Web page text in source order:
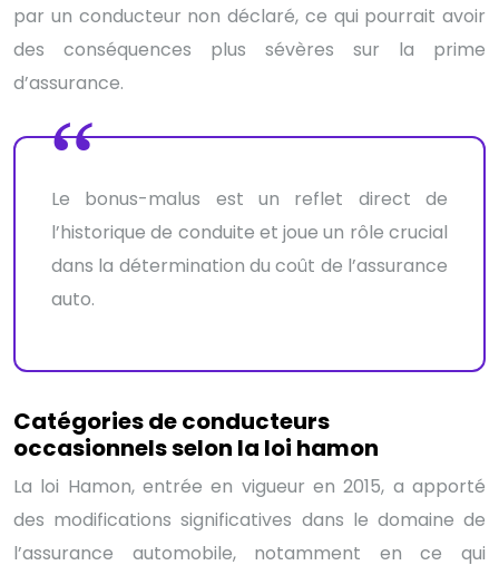
par un conducteur non déclaré, ce qui pourrait avoir
des conséquences plus sévères sur la prime
d’assurance.
Le bonus-malus est un reflet direct de
l’historique de conduite et joue un rôle crucial
dans la détermination du coût de l’assurance
auto.
Catégories de conducteurs
occasionnels selon la loi hamon
La loi Hamon, entrée en vigueur en 2015, a apporté
des modifications significatives dans le domaine de
l’assurance automobile, notamment en ce qui